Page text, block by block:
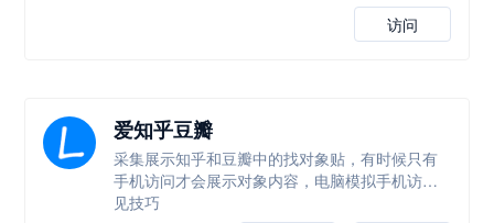
访问
爱知乎豆瓣
采集展示知乎和豆瓣中的找对象贴，有时候只有
手机访问才会展示对象内容，电脑模拟手机访问
见技巧